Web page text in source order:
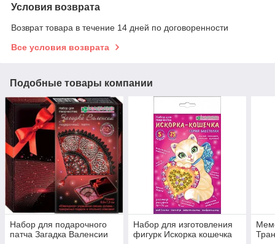
Условия возврата
Возврат товара в течение 14 дней по договоренности
Все условия возврата
Подобные товары компании
Набор для подарочного
патча Загадка Валенсии
Набор для изготовления
фигурк Искорка кошечка